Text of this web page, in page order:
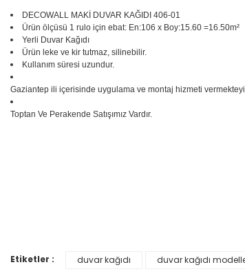
DECOWALL MAKİ DUVAR KAĞIDI 406-01
Ürün ölçüsü 1 rulo için ebat: En:106 x Boy:15.60 =16.50m²
Yerli Duvar Kağıdı
Ürün leke ve kir tutmaz, silinebilir.
Kullanım süresi uzundur.
Gaziantep ili içerisinde uygulama ve montaj hizmeti
Toptan Ve Perakende Satışımız Vardır.
Bu ürünün fiyat bilgisi, resim, ürün
Ürün bilgilerinde hatalar bulunuyor.
Etiketler : duvar kağıdı duvar kağıdı